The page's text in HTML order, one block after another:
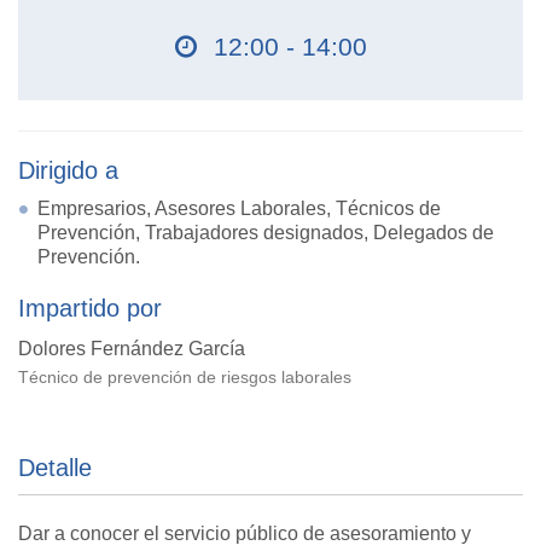
12:00 - 14:00
Dirigido a
Empresarios, Asesores Laborales, Técnicos de
Prevención, Trabajadores designados, Delegados de
Prevención.
Impartido por
Dolores Fernández García
Técnico de prevención de riesgos laborales
Detalle
Dar a conocer el servicio público de asesoramiento y